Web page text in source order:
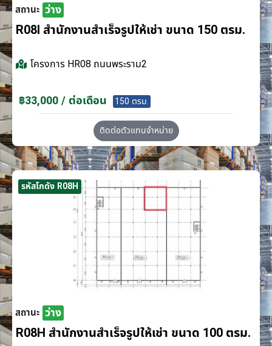
สถานะ ว่าง
R08I สำนักงานสำเร็จรูปให้เช่า ขนาด 150 ตรม.
โครงการ HR08 ถนนพระราม2
฿33,000 / ต่อเดือน 150 ตรม.
ติดต่อตัวแทนจำหน่าย
รหัสโกดัง R08H
สถานะ ว่าง
R08H สำนักงานสำเร็จรูปให้เช่า ขนาด 100 ตรม.